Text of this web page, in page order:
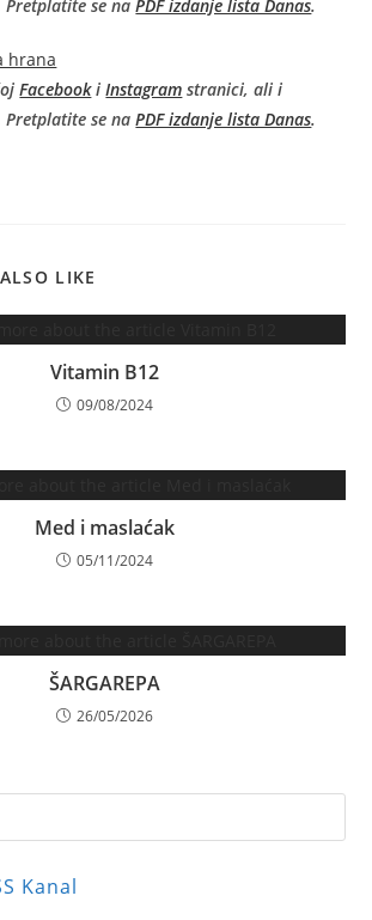
Pretplatite se naPDF izdanje lista Danas.
hrana
FacebookiInstagram stranici, ali i
Pretplatite se naPDF izdanje lista Danas.
LIKE
Vitamin B12
09/08/2024
Med i maslaćak
05/11/2024
ŠARGAREPA
26/05/2026
Kanal